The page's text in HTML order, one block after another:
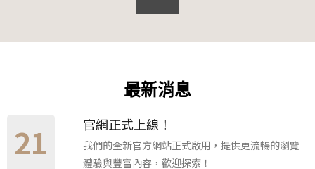
​最新消息
21 官網正式上線！
我們的全新官方網站正式啟用，提供更流暢的瀏覽
體驗與豐富內容，歡迎探索！